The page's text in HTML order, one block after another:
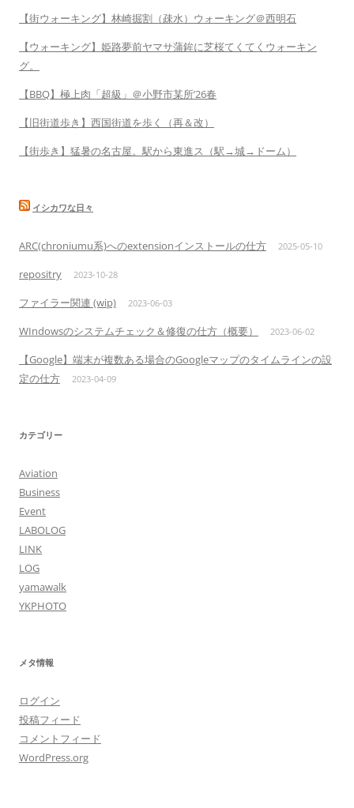
【街ウォーキング】林崎掘割（疎水）ウォーキング＠西明石
【ウォーキング】姫路夢前ヤマサ蒲鉾に芝桜てくてくウォーキン
グ。
【BBQ】極上肉「超級」＠小野市某所’26春
【旧街道歩き】西国街道を歩く（再＆改）
【街歩き】猛暑の名古屋。駅から東進ス（駅→城→ドーム）
イシカワな日々
ARC(chroniumu系)へのextensionインストールの仕方 2025-05-10
repositry 2023-10-28
ファイラー関連 (wip) 2023-06-03
WIndowsのシステムチェック＆修復の仕方（概要） 2023-06-02
【Google】端末が複数ある場合のGoogleマップのタイムラインの設
定の仕方
2023-04-09
カテゴリー
Aviation
Business
Event
LABOLOG
LINK
LOG
yamawalk
YKPHOTO
メタ情報
ログイン
投稿フィード
コメントフィード
WordPress.org